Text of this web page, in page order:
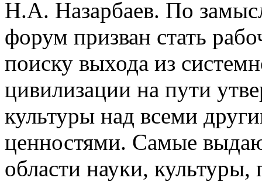
Н.А. Назарбаев. По
форум призван стать
поиску выхода из
цивилизации на пути
культуры над всеми
ценностями. Самые
области науки,